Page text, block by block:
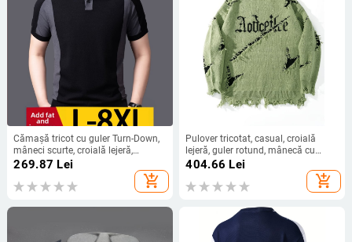
Cămașă tricot cu guler Turn-Down,
mâneci scurte, croială lejeră,
viscoză 72%, Toamna 2025
269.87 Lei
add_shopping_cart
Pulover tricotat, casual, croială
lejeră, guler rotund, mânecă cu
design de cinci puncte, detaliu
404.66 Lei
add_shopping_cart